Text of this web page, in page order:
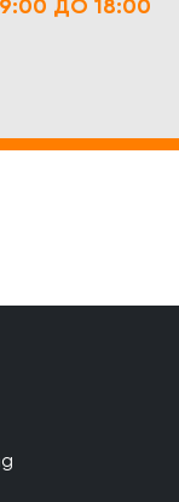
ДО 18:00